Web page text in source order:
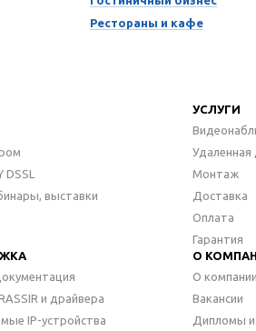
Рестораны и кафе
выставки
УСЛУГИ
Удаленная
Монтаж
Доставка
Оплата
Гарантия
и драйвера
IP-устройства
О
О компании
Вакансии
Дипломы